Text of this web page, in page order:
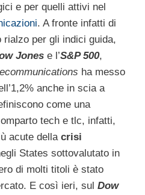
e per quelli attivi nel
. A fronte infatti di
rialzo per gli indici guida,
Jones e l’S&P 500,
ha messo
anche in scia a
come una
tech e tlc, infatti,
acute della crisi
States sottovalutato in
di molti titoli è stato
E così ieri, sul Dow